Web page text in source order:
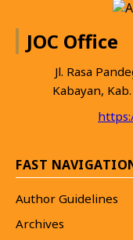
JOC Office
Jl. Rasa
Kabayan,
FAST
Author Guidelines
Archives